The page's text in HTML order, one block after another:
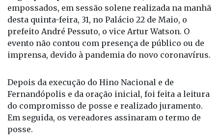
empossados, em sessão solene realizada na manhã
desta quinta-feira, 31, no Palácio 22 de Maio, o
prefeito André Pessuto, o vice Artur Watson. O
evento não contou com presença de público ou de
imprensa, devido à pandemia do novo coronavírus.
Depois da execução do Hino Nacional e de
Fernandópolis e da oração inicial, foi feita a leitura
do compromisso de posse e realizado juramento.
Em seguida, os vereadores assinaram o termo de
posse.